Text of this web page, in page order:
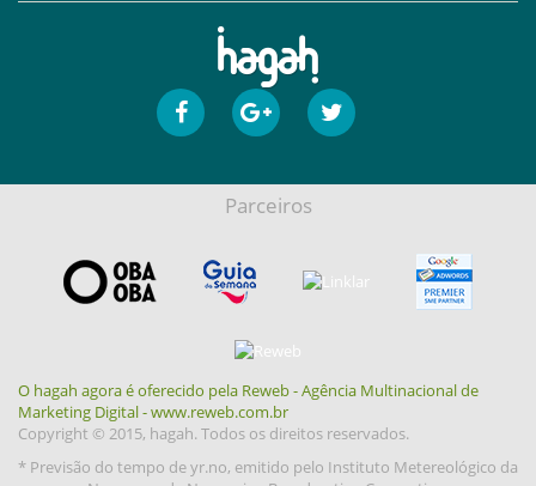
Parceiros
O hagah agora é oferecido pela Reweb - Agência Multinacional de
Marketing Digital - www.reweb.com.br
Copyright © 2015, hagah. Todos os direitos reservados.
* Previsão do tempo de yr.no, emitido pelo Instituto Metereológico da